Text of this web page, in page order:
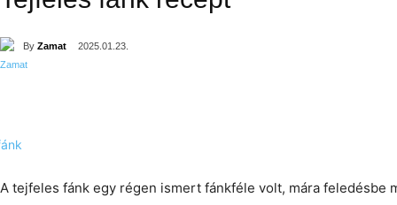
By Zamat 2025.01.23.
A tejfeles fánk egy régen ismert fánkféle volt, mára feledésbe